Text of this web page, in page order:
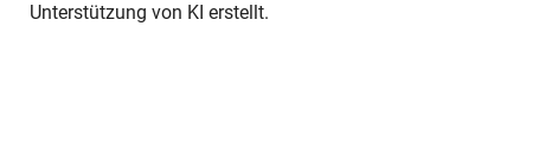
Unterstützung von KI erstellt.